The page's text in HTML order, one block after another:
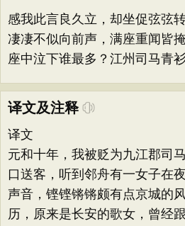
感我此言良久立，却坐促弦弦转
凄凄不似向前声，满座重闻皆掩
座中泣下谁最多？江州司马青衫
译文及注释
译文
元和十年，我被贬为九江郡司
口送客，听到邻舟有一女子在
声音，铿铿锵锵颇有点京城的
历，原来是长安的歌女，曾经